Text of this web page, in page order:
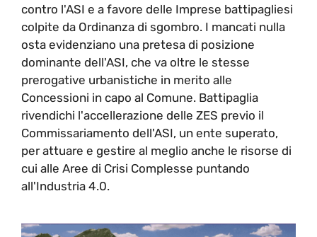
contro l'ASI e a favore delle Imprese battipagliesi
colpite da Ordinanza di sgombro. I mancati nulla
osta evidenziano una pretesa di posizione
dominante dell'ASI, che va oltre le stesse
prerogative urbanistiche in merito alle
Concessioni in capo al Comune. Battipaglia
rivendichi l'accellerazione delle ZES previo il
Commissariamento dell'ASI, un ente superato,
per attuare e gestire al meglio anche le risorse di
cui alle Aree di Crisi Complesse puntando
all'Industria 4.0.